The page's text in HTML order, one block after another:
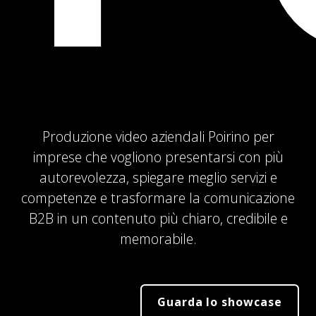
Produzione video aziendali Poirino per
imprese che vogliono presentarsi con più
autorevolezza, spiegare meglio servizi e
competenze e trasformare la comunicazione
B2B in un contenuto più chiaro, credibile e
memorabile.
Guarda lo showcase